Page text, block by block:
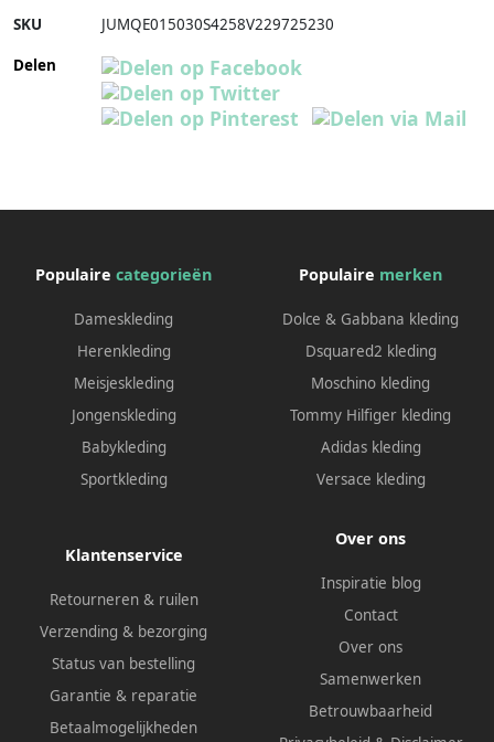
SKU JUMQE015030S4258V229725230
Delen
Populaire categorieën
Dameskleding
Herenkleding
Meisjeskleding
Jongenskleding
Babykleding
Sportkleding
Populaire merken
Dolce & Gabbana kleding
Dsquared2 kleding
Moschino kleding
Tommy Hilfiger kleding
Adidas kleding
Versace kleding
Klantenservice
Retourneren & ruilen
Verzending & bezorging
Status van bestelling
Garantie & reparatie
Betaalmogelijkheden
Over ons
Inspiratie blog
Contact
Over ons
Samenwerken
Betrouwbaarheid